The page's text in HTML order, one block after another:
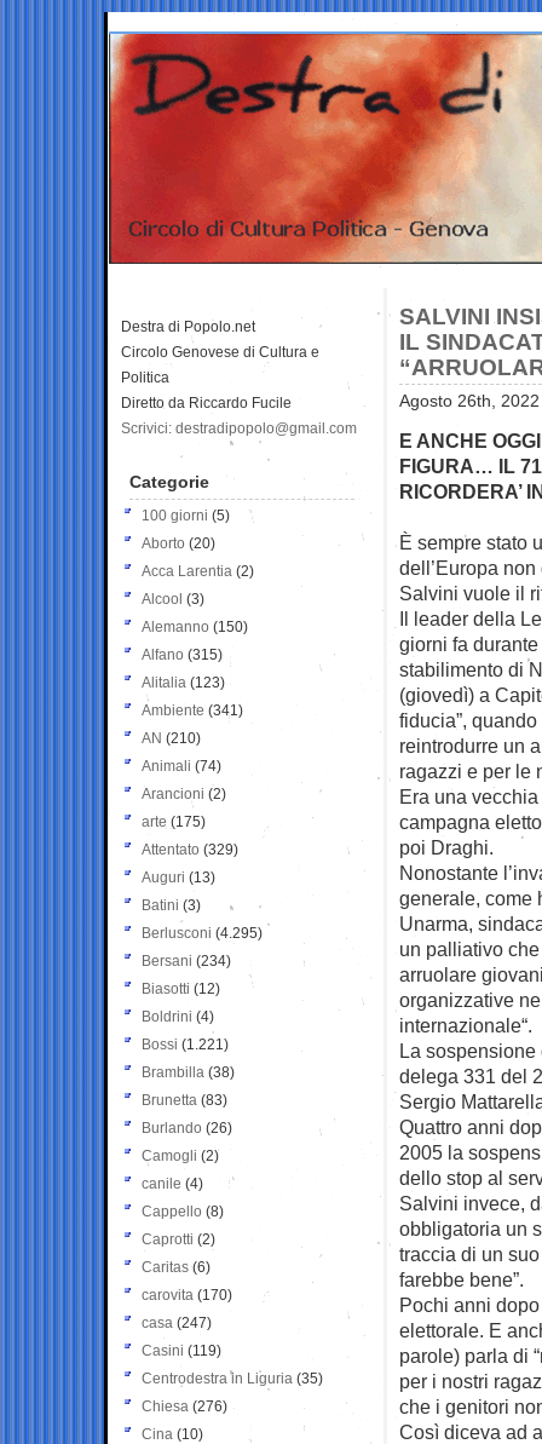
SALVINI
IL
Agosto 26th,
E ANCHE
FIGURA… IL
RICORDERA’
È sempre stato
dell’Europa
Salvini vuole il
Il leader della
giorni fa
stabilimento di
(giovedì) a
fiducia”,
reintrodurre un
ragazzi e per le
Era una
campagna
poi Draghi.
Nonostante
generale, come
Unarma,
un palliativo
arruolare
organizzative
internazionale“.
La
delega 331 del
Sergio
Quattro anni
2005 la
dello stop al
Salvini invece,
obbligatoria un
traccia di un
farebbe bene”.
Pochi anni
elettorale. E
parole) parla di
per i nostri
che i genitori
Così diceva ad
Destra di Popolo.net
Circolo Genovese di Cultura e
Politica
Diretto da Riccardo Fucile
Scrivici: destradipopolo@gmail.com
Categorie
100 giorni (5)
Aborto (20)
Acca Larentia (2)
Alcool (3)
Alemanno (150)
Alfano (315)
Alitalia (123)
Ambiente (341)
AN (210)
Animali (74)
Arancioni (2)
arte (175)
Attentato (329)
Auguri (13)
Batini (3)
Berlusconi (4.295)
Bersani (234)
Biasotti (12)
Boldrini (4)
Bossi (1.221)
Brambilla (38)
Brunetta (83)
Burlando (26)
Camogli (2)
canile (4)
Cappello (8)
Caprotti (2)
Caritas (6)
carovita (170)
casa (247)
Casini (119)
Centrodestra in Liguria (35)
Chiesa (276)
Cina (10)